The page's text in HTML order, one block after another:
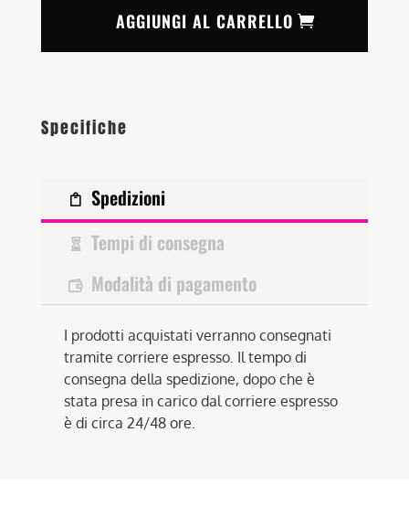
AGGIUNGI AL CARRELLO
Specifiche
Spedizioni
Tempi di consegna
Modalità di pagamento
I prodotti acquistati verranno consegnati
tramite corriere espresso. Il tempo di
consegna della spedizione, dopo che è
stata presa in carico dal corriere espresso
è di circa 24/48 ore.